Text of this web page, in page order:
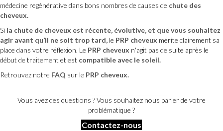
médecine regénérative dans bons nombres de causes de chute des
cheveux.
Si la chute de cheveux est récente, évolutive, et que vous souhaitez
agir avant qu’il ne soit trop tard, le PRP cheveux mérite clairement sa
place dans votre réflexion. Le PRP cheveux n'agit pas de suite après le
début de traitement et est compatible avec le soleil.
Retrouvez notre FAQ sur le PRP cheveux.
Vous avez des questions ? Vous souhaitez nous parler de votre
problématique ?
Contactez-nous